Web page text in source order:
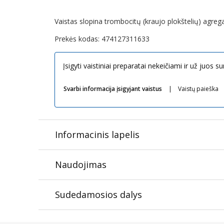
Vaistas slopina trombocitų (kraujo plokštelių)
Prekės kodas: 474127311633
Įsigyti vaistiniai preparatai nekeičiami ir už juos
Svarbi informacija įsigyjant vaistus Vaistų paieška
Informacinis lapelis
Naudojimas
Visada vartokite šį vaistą tiksliai kaip aprašyta
Rekomenduojama suaugusių žmonių dozė yra 75
Sudedamosios dalys